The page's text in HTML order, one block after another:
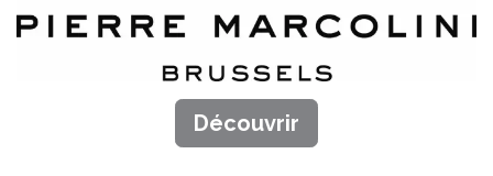
Découvrir